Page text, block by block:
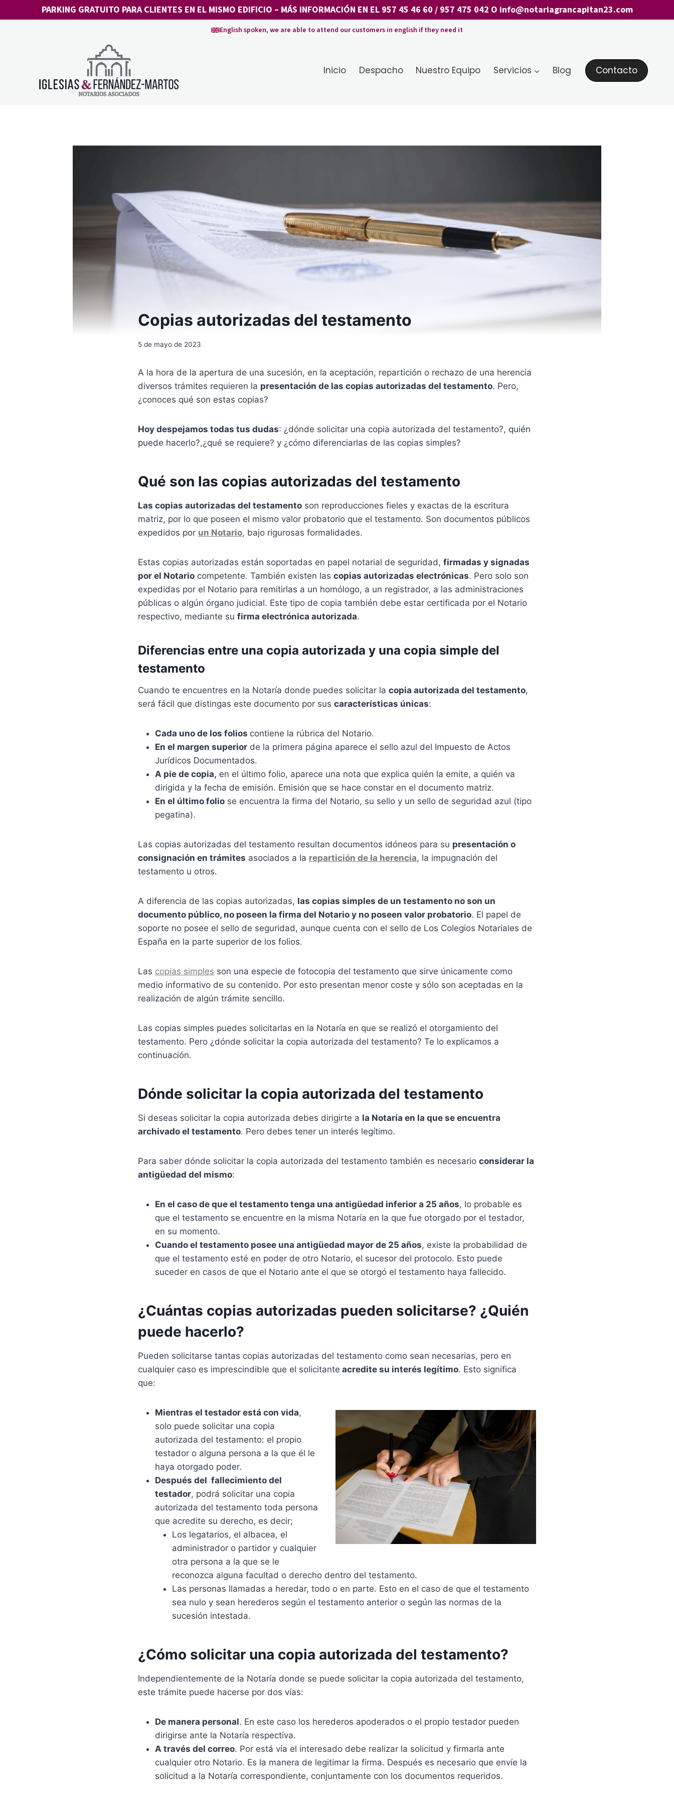
al
PARKING GRATUITO PARA CLIENTES EN EL MISMO EDIFICIO – MÁS INFORMACIÓN EN EL 957 45 46 60 / 957 475 042 O info@notariagrancapitan23.com
English spoken, we are able to attend our customers in english if they need it
Inicio Despacho Nuestro Equipo Servicios Blog Contacto
Copias autorizadas del testamento
5 de mayo de 2023
A la hora de la apertura de una sucesión, en la aceptación, repartición o rechazo de una herencia
diversos trámites requieren la presentación de las copias autorizadas del testamento. Pero,
¿conoces qué son estas copias?
Hoy despejamos todas tus dudas: ¿dónde solicitar una copia autorizada del testamento?, quién
puede hacerlo?,¿qué se requiere? y ¿cómo diferenciarlas de las copias simples?
Qué son las copias autorizadas del testamento
Las copias autorizadas del testamento son reproducciones fieles y exactas de la escritura
matriz, por lo que poseen el mismo valor probatorio que el testamento. Son documentos públicos
expedidos por un Notario, bajo rigurosas formalidades.
Estas copias autorizadas están soportadas en papel notarial de seguridad, firmadas y signadas
por el Notario competente. También existen las copias autorizadas electrónicas. Pero solo son
expedidas por el Notario para remitirlas a un homólogo, a un registrador, a las administraciones
públicas o algún órgano judicial. Este tipo de copia también debe estar certificada por el Notario
respectivo, mediante su firma electrónica autorizada.
Diferencias entre una copia autorizada y una copia simple del
testamento
Cuando te encuentres en la Notaría donde puedes solicitar la copia autorizada del testamento,
será fácil que distingas este documento por sus características únicas:
Cada uno de los folios contiene la rúbrica del Notario.
En el margen superior de la primera página aparece el sello azul del Impuesto de Actos
Jurídicos Documentados.
A pie de copia, en el último folio, aparece una nota que explica quién la emite, a quién va
dirigida y la fecha de emisión. Emisión que se hace constar en el documento matriz.
En el último folio se encuentra la firma del Notario, su sello y un sello de seguridad azul (tipo
pegatina).
Las copias autorizadas del testamento resultan documentos idóneos para su presentación o
consignación en trámites asociados a la repartición de la herencia, la impugnación del
testamento u otros.
A diferencia de las copias autorizadas, las copias simples de un testamento no son un
documento público, no poseen la firma del Notario y no poseen valor probatorio. El papel de
soporte no posee el sello de seguridad, aunque cuenta con el sello de Los Colegios Notariales de
España en la parte superior de los folios.
Las copias simples son una especie de fotocopia del testamento que sirve únicamente como
medio informativo de su contenido. Por esto presentan menor coste y sólo son aceptadas en la
realización de algún trámite sencillo.
Las copias simples puedes solicitarlas en la Notaría en que se realizó el otorgamiento del
testamento. Pero ¿dónde solicitar la copia autorizada del testamento? Te lo explicamos a
continuación.
Dónde solicitar la copia autorizada del testamento
Si deseas solicitar la copia autorizada debes dirigirte a la Notaría en la que se encuentra
archivado el testamento. Pero debes tener un interés legítimo.
Para saber dónde solicitar la copia autorizada del testamento también es necesario considerar la
antigüedad del mismo:
En el caso de que el testamento tenga una antigüedad inferior a 25 años, lo probable es
que el testamento se encuentre en la misma Notaría en la que fue otorgado por el testador,
en su momento.
Cuando el testamento posee una antigüedad mayor de 25 años, existe la probabilidad de
que el testamento esté en poder de otro Notario, el sucesor del protocolo. Esto puede
suceder en casos de que el Notario ante el que se otorgó el testamento haya fallecido.
¿Cuántas copias autorizadas pueden solicitarse? ¿Quién
puede hacerlo?
Pueden solicitarse tantas copias autorizadas del testamento como sean necesarias, pero en
cualquier caso es imprescindible que el solicitante acredite su interés legítimo. Esto significa
que:
Mientras el testador está con vida,
solo puede solicitar una copia
autorizada del testamento: el propio
testador o alguna persona a la que él le
haya otorgado poder.
Después del fallecimiento del
testador, podrá solicitar una copia
autorizada del testamento toda persona
que acredite su derecho, es decir;
Los legatarios, el albacea, el
administrador o partidor y cualquier
otra persona a la que se le
reconozca alguna facultad o derecho dentro del testamento.
Las personas llamadas a heredar, todo o en parte. Esto en el caso de que el testamento
sea nulo y sean herederos según el testamento anterior o según las normas de la
sucesión intestada.
¿Cómo solicitar una copia autorizada del testamento?
Independientemente de la Notaría donde se puede solicitar la copia autorizada del testamento,
este trámite puede hacerse por dos vías:
De manera personal. En este caso los herederos apoderados o el propio testador pueden
dirigirse ante la Notaría respectiva.
A través del correo. Por está vía el interesado debe realizar la solicitud y firmarla ante
cualquier otro Notario. Es la manera de legitimar la firma. Después es necesario que envíe la
solicitud a la Notaría correspondiente, conjuntamente con los documentos requeridos.